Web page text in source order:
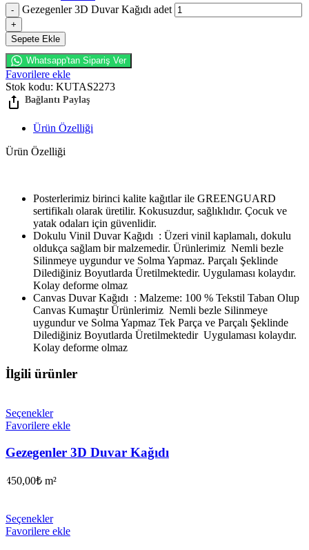
Gezegenler 3D Duvar Kağıdı adet
Sepete Ekle
Whatsapp'tan Sipariş Ver
Favorilere ekle
Stok kodu: KUTAS2273
Ürün Özelliği
Ürün Özelliği
Posterlerimiz birinci kalite kağıtlar ile GREENGUARD
sertifikalı olarak üretilir. Kokusuzdur, sağlıklıdır. Çocuk ve
yatak odaları için güvenlidir.
Dokulu Vinil Duvar Kağıdı : Üzeri vinil kaplamalı, dokulu
oldukça sağlam bir malzemedir. Ürünlerimiz Nemli bezle
Silinmeye uygundur ve Solma Yapmaz. Parçalı Şeklinde
Dilediğiniz Boyutlarda Üretilmektedir. Uygulaması kolaydır.
Kolay deforme olmaz
Canvas Duvar Kağıdı : Malzeme: 100 % Tekstil Taban Olup
Canvas Kumaştır Ürünlerimiz Nemli bezle Silinmeye
uygundur ve Solma Yapmaz Tek Parça ve Parçalı Şeklinde
Dilediğiniz Boyutlarda Üretilmektedir Uygulaması kolaydır.
Kolay deforme olmaz
İlgili ürünler
Seçenekler
Favorilere ekle
Gezegenler 3D Duvar Kağıdı
450,00₺ m²
Seçenekler
Favorilere ekle